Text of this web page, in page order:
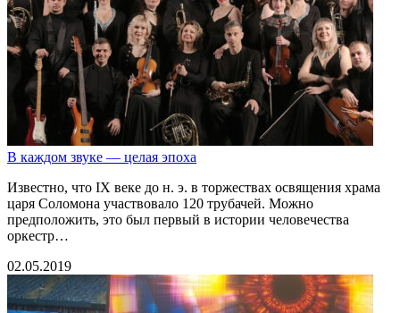
В каждом звуке — целая эпоха
Известно, что IX веке до н. э. в торжествах освящения храма
царя Соломона участвовало 120 трубачей. Можно
предположить, это был первый в истории человечества
оркестр…
02.05.2019